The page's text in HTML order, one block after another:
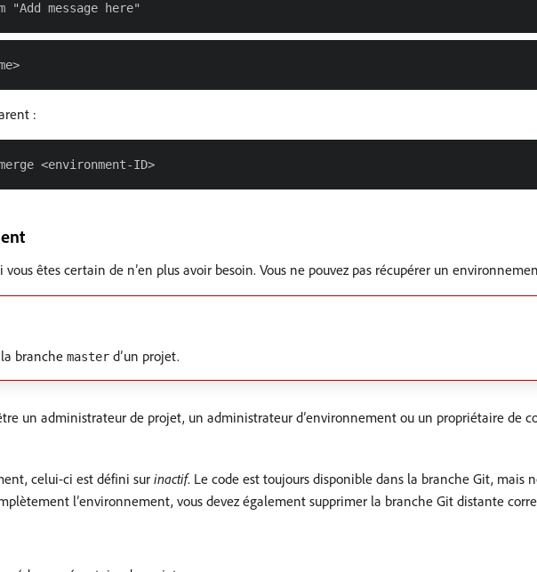
:
êtes certain de n’en plus avoir besoin. Vous ne pouvez pas récupérer un
branche master d’un projet.
un administrateur de projet, un administrateur d’environnement ou un propriétaire de
celui-ci est défini sur inactif. Le code est toujours disponible dans la branche Git, mais
l’environnement, vous devez également supprimer la branche Git distante